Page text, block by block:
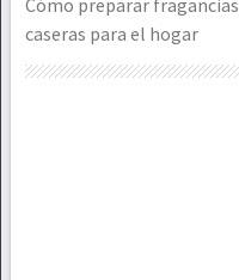
Cómo preparar fragancias
caseras para el hogar